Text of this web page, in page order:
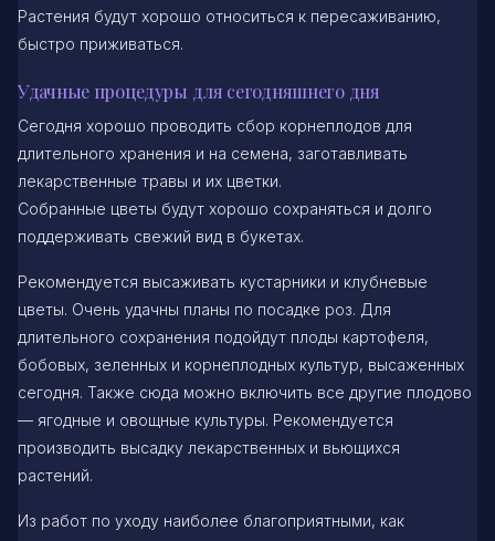
Растения будут хорошо относиться к пересаживанию,
быстро приживаться.
Удачные процедуры для сегодняшнего дня
Сегодня хорошо проводить сбор корнеплодов для
длительного хранения и на семена, заготавливать
лекарственные травы и их цветки.
Собранные цветы будут хорошо сохраняться и долго
поддерживать свежий вид в букетах.
Рекомендуется высаживать кустарники и клубневые
цветы. Очень удачны планы по посадке роз. Для
длительного сохранения подойдут плоды картофеля,
бобовых, зеленных и корнеплодных культур, высаженных
сегодня. Также сюда можно включить все другие плодово
— ягодные и овощные культуры. Рекомендуется
производить высадку лекарственных и вьющихся
растений.
Из работ по уходу наиболее благоприятными, как